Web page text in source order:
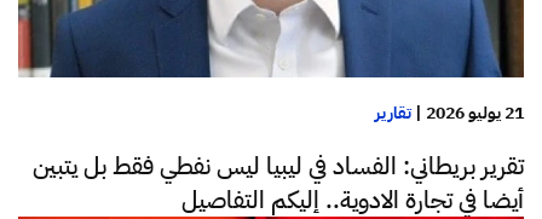
21 يوليو 2026 |تقارير
تقرير بريطاني: الفساد في ليبيا ليس نفطي فقط بل يتبين
أيضا في تجارة الادوية.. إليكم التفاصيل